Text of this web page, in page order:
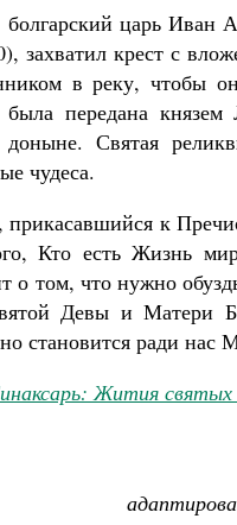
царь Иван
захватил крест с
в реку, чтобы
была передана
Святая
чудеса.
прикасавшийся к
Кто есть Жизнь
о том, что нужно
Девы и Матери
становится ради нас
Жития святых